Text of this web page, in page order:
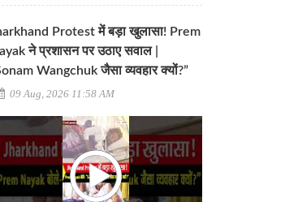
Protest में बड़ा खुलासा! Prem
ने प्रशासन पर उठाए सवाल |
Wangchuk जैसा व्यवहार क्यों?”
09 Aug, 2026 11:58 AM